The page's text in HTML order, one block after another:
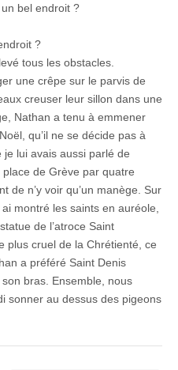
un bel endroit ?
?
tous les obstacles.
une crêpe sur le parvis de
creuser leur sillon dans une
Nathan a tenu à emmener
qu’il ne se décide pas à
lui avais aussi parlé de
de Grève par quatre
de n’y voir qu’un manège. Sur
montré les saints en auréole,
de l’atroce Saint
plus cruel de la Chrétienté, ce
a préféré Saint Denis
bras. Ensemble, nous
sonner au dessus des pigeons